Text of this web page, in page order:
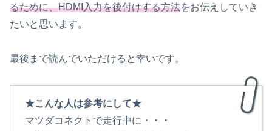
るために、HDMI入力を後付けする方法をお伝えしていき
たいと思います。
最後まで読んでいただけると幸いです。
★こんな人は参考にして★
マツダコネクトで走行中に・・・